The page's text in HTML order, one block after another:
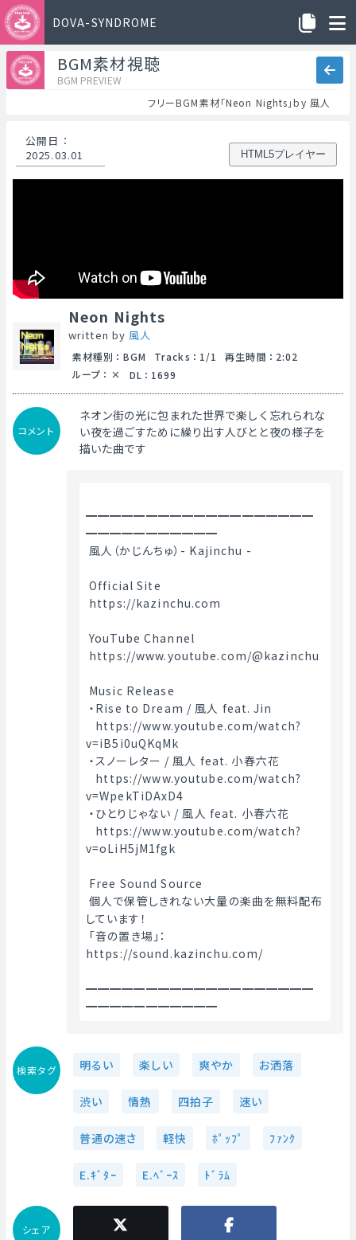
DOVA-SYNDROME
BGM素材視聴
BGM PREVIEW
フリーBGM素材「Neon Nights」by 風人
公開日 ：
2025.03.01
HTML5プレイヤー
Neon Nights
written by 風人
素材種別 ： BGM Tracks ： 1/1 再生時間 ： 2:02
ループ ： DL ： 1699
コメント
ネオン街の光に包まれた世界で楽しく忘れられな
い夜を過ごすために繰り出す人びとと夜の様子を
描いた曲です
━━━━━━━━━━━━━━━━━━━
━━━━━━━━━━━
風人（かじんちゅ）- Kajinchu -
Official Site
https://kazinchu.com
YouTube Channel
https://www.youtube.com/@kazinchu
Music Release
・Rise to Dream / 風人 feat. Jin
v=iB5i0uQKqMk
・スノーレター / 風人 feat. 小春六花
v=WpekTiDAxD4
・ひとりじゃない / 風人 feat. 小春六花
v=oLiH5jM1fgk
Free Sound Source
個人で保管しきれない大量の楽曲を無料配布
しています！
https://sound.kazinchu.com/
━━━━━━━━━━━━━━━━━━━
━━━━━━━━━━━
検索タグ 明るい 楽しい 爽やか お洒落
渋い 情熱 四拍子 速い
普通の速さ 軽快 ﾎﾟｯﾌﾟ ﾌｧﾝｸ
E.ｷﾞﾀｰ E.ﾍﾞｰｽ ﾄﾞﾗﾑ
シェア